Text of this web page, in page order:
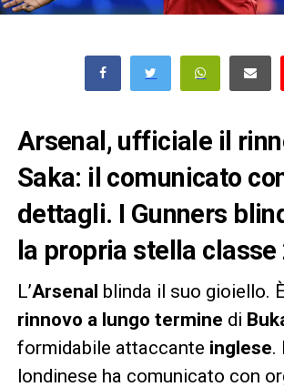
Arsenal, ufficiale il
Saka: il comunicato
dettagli. I Gunners
la propria stella classe
L’Arsenal blinda il suo gioiello.
rinnovo a lungo termine di
formidabile attaccante inglese.
londinese ha comunicato con